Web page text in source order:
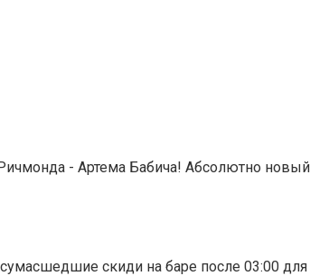
- Артема Бабича! Абсолютно
сумасшедшие скиди на баре после 03:00